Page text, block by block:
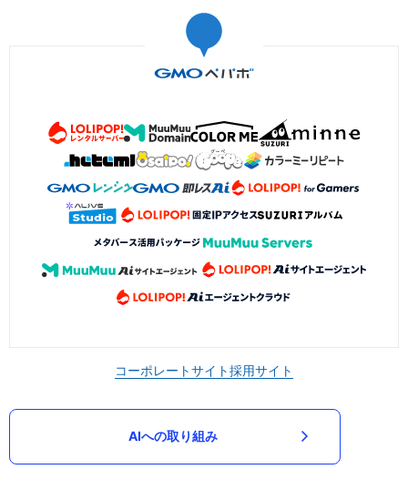
コーポレートサイト採用サイト
AIへの取り組み